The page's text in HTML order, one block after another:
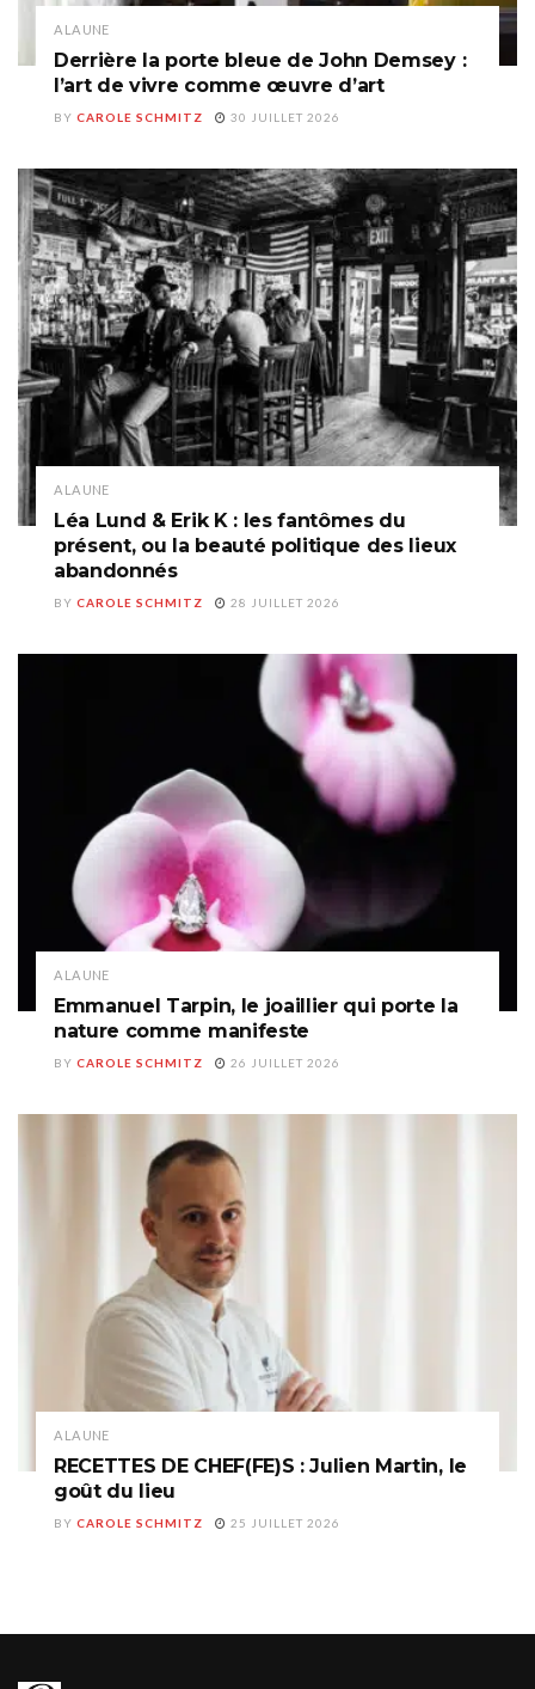
A LA UNE
Derrière la porte bleue de John Demsey :
l’art de vivre comme œuvre d’art
BY CAROLE SCHMITZ 30 JUILLET 2026
A LA UNE
Léa Lund & Erik K : les fantômes du
présent, ou la beauté politique des lieux
abandonnés
BY CAROLE SCHMITZ 28 JUILLET 2026
A LA UNE
Emmanuel Tarpin, le joaillier qui porte la
nature comme manifeste
BY CAROLE SCHMITZ 26 JUILLET 2026
A LA UNE
RECETTES DE CHEF(FE)S : Julien Martin, le
goût du lieu
BY CAROLE SCHMITZ 25 JUILLET 2026